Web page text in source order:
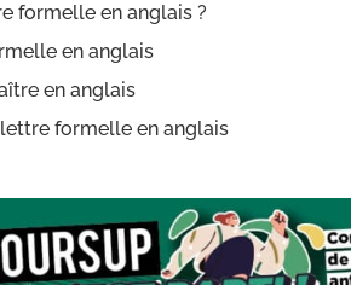
formelle en anglais ?
en anglais
en anglais
formelle en anglais